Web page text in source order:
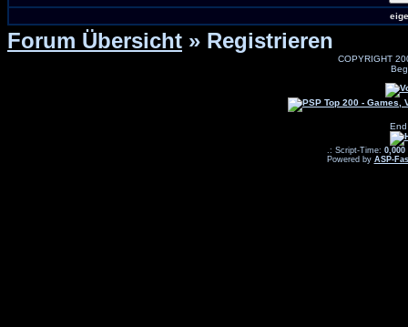
Forum Übersicht » Registrieren
COPYRIGHT
.: Script-Time: 0,000
Powered by ASP-